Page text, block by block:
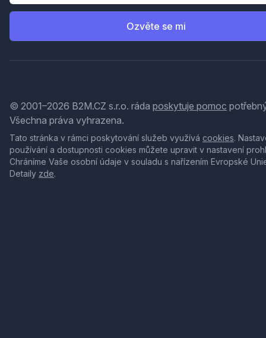
Ozvěte se mi
© 2001–2026 B2M.CZ s.r.o. ráda poskytuje pomoc
Všechna práva vyhrazena.
Tato stránka v rámci poskytování služeb využívá cookies.
používání a dostupnosti cookies můžete upravit v nastavení
Chráníme Vaše osobní údaje v souladu s nařízením Evropské
Detaily zde.